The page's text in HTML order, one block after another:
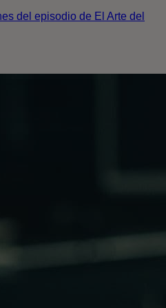
del episodio de El Arte del